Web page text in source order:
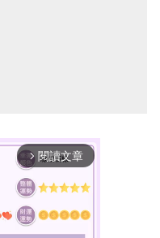
arrow_forward_ios 閱讀文章